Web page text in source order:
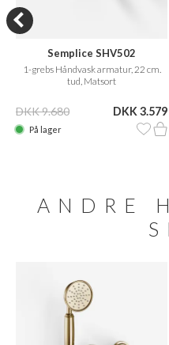
Semplice SHV502
1-grebs Håndvask armatur, 22 cm.
tud, Matsort
DKK 9.680 DKK 3.579
På lager
ANDRE